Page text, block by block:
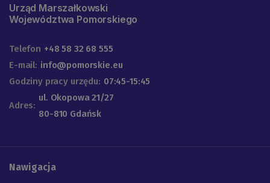
Urząd Marszałkowski
Województwa Pomorskiego
Telefon +48 58 32 68 555
E-mail: info@pomorskie.eu
Godziny pracy urzędu: 07:45-15:45
Adres:
ul. Okopowa 21/27
80-810 Gdańsk
Nawigacja